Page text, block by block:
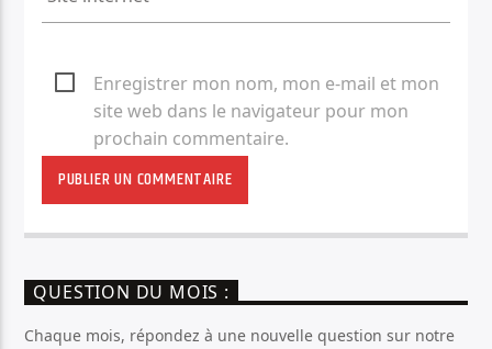
Enregistrer mon nom, mon e-mail et mon
site web dans le navigateur pour mon
prochain commentaire.
QUESTION DU MOIS :
Chaque mois, répondez à une nouvelle question sur notre